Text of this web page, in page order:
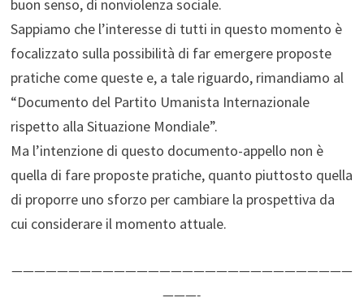
buon senso, di nonviolenza sociale.
Sappiamo che l’interesse di tutti in questo momento è
focalizzato sulla possibilità di far emergere proposte
pratiche come queste e, a tale riguardo, rimandiamo al
“Documento del Partito Umanista Internazionale
rispetto alla Situazione Mondiale”.
Ma l’intenzione di questo documento-appello non è
quella di fare proposte pratiche, quanto piuttosto quella
di proporre uno sforzo per cambiare la prospettiva da
cui considerare il momento attuale.
——————————————————————————————
———-